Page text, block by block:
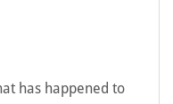
has happened to